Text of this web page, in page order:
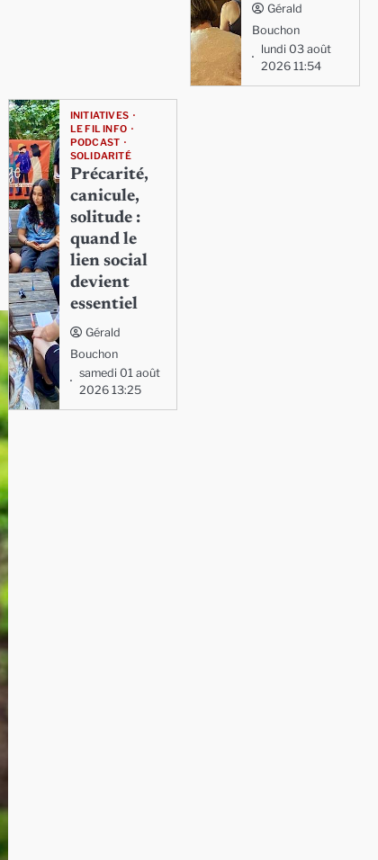
Gérald
Bouchon
lundi 03 août
2026 11:54
INITIATIVES
LE FIL INFO
PODCAST
SOLIDARITÉ
Précarité,
canicule,
solitude :
quand le
lien social
devient
essentiel
Gérald
Bouchon
samedi 01 août
2026 13:25